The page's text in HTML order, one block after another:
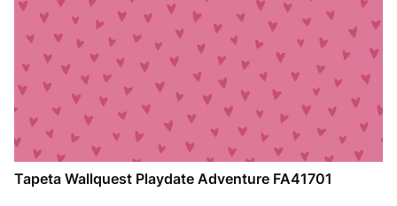
Tapeta Wallquest Playdate Adventure FA41701